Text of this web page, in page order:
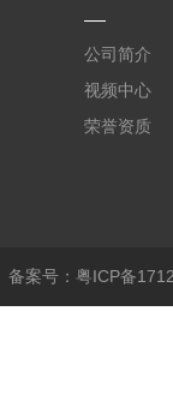
公司简介
视频中心
荣誉资质
备案号：粤ICP备